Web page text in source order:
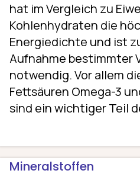
hat im Vergleich zu
Kohlenhydraten die
Energiedichte und ist
Aufnahme bestimmter
notwendig. Vor allem
Fettsäuren Omega-3
sind ein wichtiger Teil
Mineralstoffen